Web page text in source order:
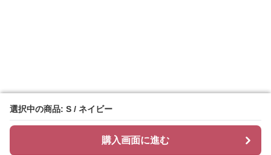
選択中の商品: S / ネイビー
購入画面に進む
選択中の商品: S / ネイビー
購入画面に進む